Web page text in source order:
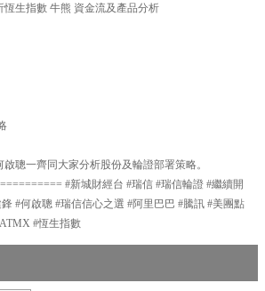
恆生指數 牛熊 資金流及產品分析
聰一齊同大家分析股份及輪證部署策略。
#新城財經台 #瑞信 #瑞信輪證 #繼續開
#何啟聰 #瑞信信心之選 #阿里巴巴 #騰訊 #美團點
#恆生指數